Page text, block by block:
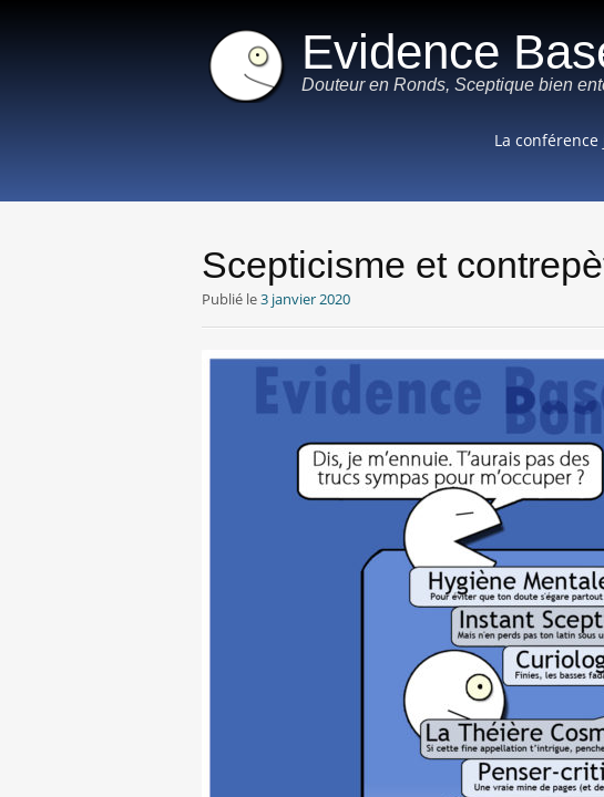
Evidence
Douteur en Ronds, Sceptique bien
Aller
La
Scepticisme et
Publié le3 janvier 2020